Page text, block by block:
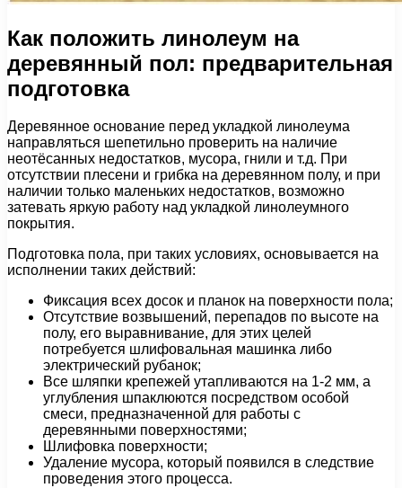
Как положить линолеум на
деревянный пол: предварительная
подготовка
Деревянное основание перед укладкой линолеума
направляться шепетильно проверить на наличие
неотёсанных недостатков, мусора, гнили и т.д. При
отсутствии плесени и грибка на деревянном полу, и при
наличии только маленьких недостатков, возможно
затевать яркую работу над укладкой линолеумного
покрытия.
Подготовка пола, при таких условиях, основывается на
исполнении таких действий:
Фиксация всех досок и планок на поверхности пола;
Отсутствие возвышений, перепадов по высоте на
полу, его выравнивание, для этих целей
потребуется шлифовальная машинка либо
электрический рубанок;
Все шляпки крепежей утапливаются на 1-2 мм, а
углубления шпаклюются посредством особой
смеси, предназначенной для работы с
деревянными поверхностями;
Шлифовка поверхности;
Удаление мусора, который появился в следствие
проведения этого процесса.